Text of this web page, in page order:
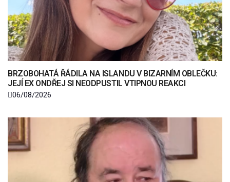
BRZOBOHATÁ ŘÁDILA NA ISLANDU V BIZARNÍM OBLEČKU:
JEJÍ EX ONDŘEJ SI NEODPUSTIL VTIPNOU REAKCI
06/08/2026